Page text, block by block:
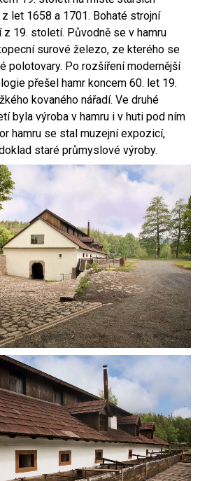
let 1658 a 1701. Bohaté strojní
19. století. Původně se v hamru
surové železo, ze kterého se
polotovary. Po rozšíření modernější
přešel hamr koncem 60. let 19.
kovaného nářadí. Ve druhé
byla výroba v hamru i v huti pod ním
hamru se stal muzejní expozicí,
staré průmyslové výroby.